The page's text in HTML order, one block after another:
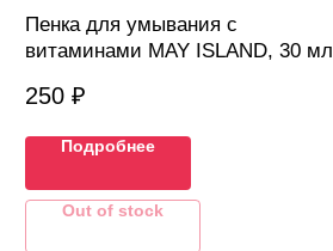
Пенка для умывания с
витаминами MAY ISLAND, 30 мл
250 ₽
Подробнее
Out of stock